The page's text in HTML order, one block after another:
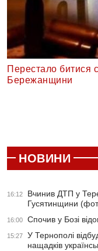
Перестало битися
Бережанщини
НОВИНИ
16:12
Вчинив ДТП у
Гусятинщини
16:00 Спочив у Бозі
15:27
У Тернополі
нащадків